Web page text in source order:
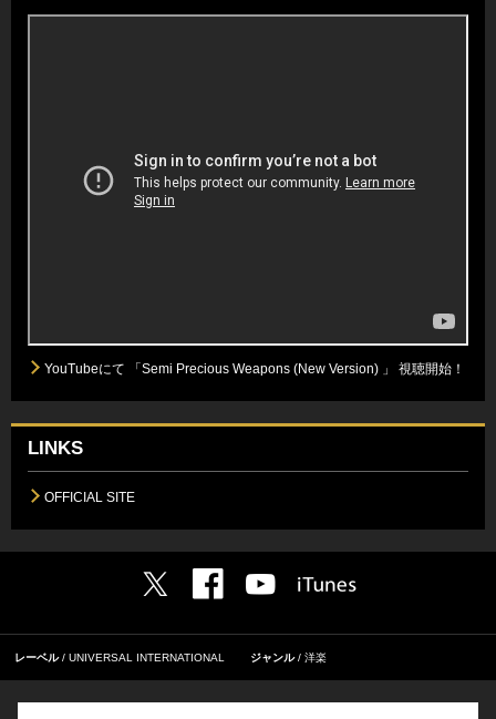
YouTubeにて 「Semi Precious Weapons (New Version) 」 視聴開始！
LINKS
OFFICIAL SITE
レーベル UNIVERSAL INTERNATIONAL ジャンル 洋楽